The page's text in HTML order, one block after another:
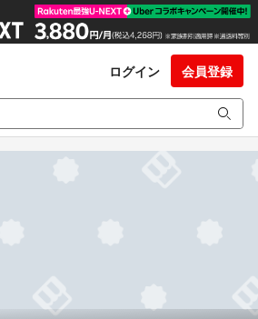
ログイン 会員登録